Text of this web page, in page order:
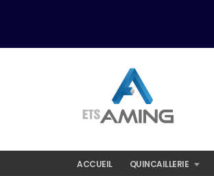
ACCUEIL QUINCAILLERIE